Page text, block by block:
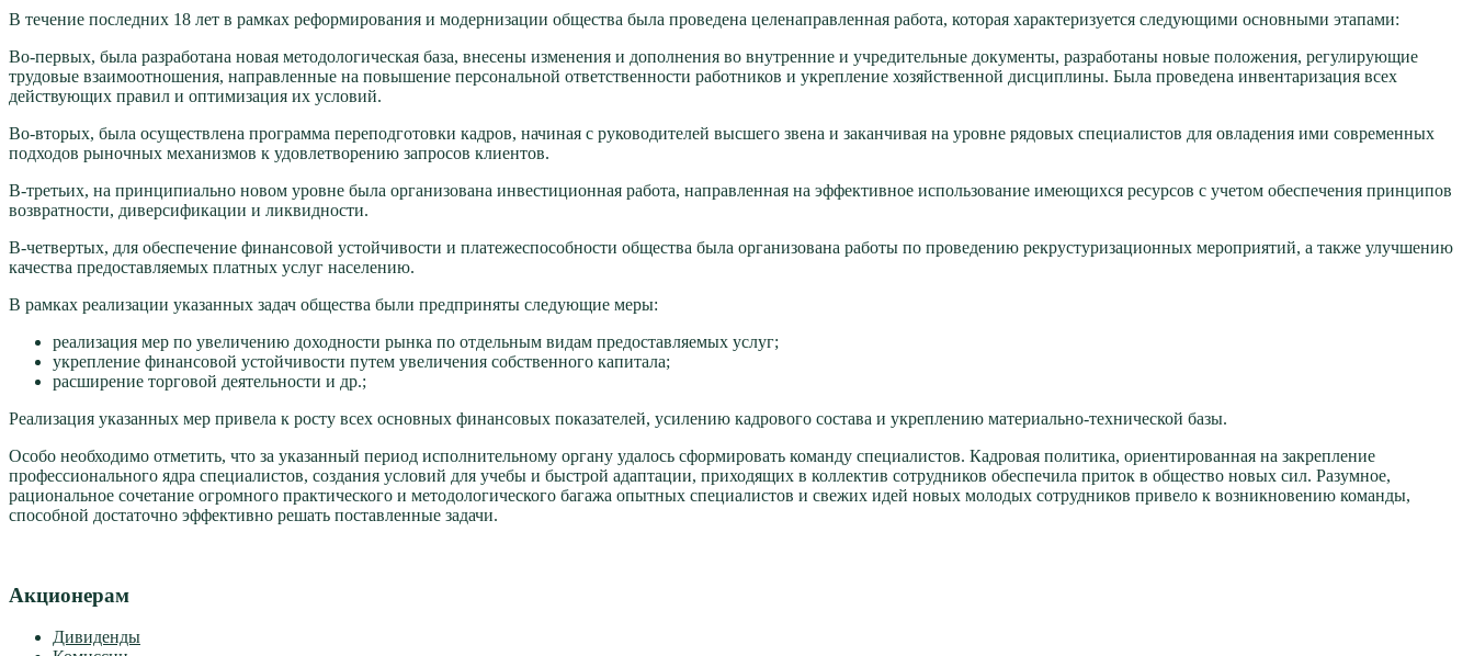
В течение последних 18 лет в рамках реформирования и модернизации общества была проведена целенаправленная работа, которая характеризуется следующими основными этапами:
Во-первых, была разработана новая методологическая база, внесены изменения и дополнения во внутренние и учредительные документы, разработаны новые положения, регулирующие
трудовые взаимоотношения, направленные на повышение персональной ответственности работников и укрепление хозяйственной дисциплины. Была проведена инвентаризация всех
действующих правил и оптимизация их условий.
Во-вторых, была осуществлена программа переподготовки кадров, начиная с руководителей высшего звена и заканчивая на уровне рядовых специалистов для овладения ими современных
подходов рыночных механизмов к удовлетворению запросов клиентов.
В-третьих, на принципиально новом уровне была организована инвестиционная работа, направленная на эффективное использование имеющихся ресурсов с учетом обеспечения принципов
возвратности, диверсификации и ликвидности.
В-четвертых, для обеспечение финансовой устойчивости и платежеспособности общества была организована работы по проведению рекрустуризационных мероприятий, а также улучшению
качества предоставляемых платных услуг населению.
В рамках реализации указанных задач общества были предприняты следующие меры:
реализация мер по увеличению доходности рынка по отдельным видам предоставляемых услуг;
укрепление финансовой устойчивости путем увеличения собственного капитала;
расширение торговой деятельности и др.;
Реализация указанных мер привела к росту всех основных финансовых показателей, усилению кадрового состава и укреплению материально-технической базы.
Особо необходимо отметить, что за указанный период исполнительному органу удалось сформировать команду специалистов. Кадровая политика, ориентированная на закрепление
профессионального ядра специалистов, создания условий для учебы и быстрой адаптации, приходящих в коллектив сотрудников обеспечила приток в общество новых сил. Разумное,
рациональное сочетание огромного практического и методологического багажа опытных специалистов и свежих идей новых молодых сотрудников привело к возникновению команды,
способной достаточно эффективно решать поставленные задачи.
Акционерам
Дивиденды